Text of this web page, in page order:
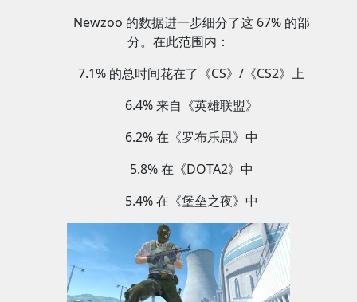
Newzoo 的数据进一步细分了这 67% 的部
分。在此范围内：
7.1% 的总时间花在了《CS》/《CS2》上
6.4% 来自《英雄联盟》
6.2% 在《罗布乐思》中
5.8% 在《DOTA2》中
5.4% 在《堡垒之夜》中